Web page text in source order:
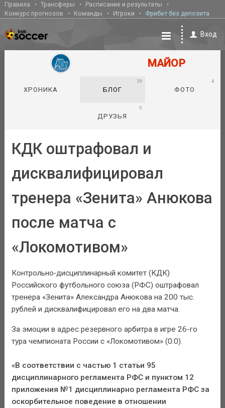
Правила Трансферы
Расписание и результаты
Конкурс прогнозов
Команды Игроки Фрибет без депозита
Вход
МАЙОР
ХРОНИКА БЛОГ
39
ФОТО
4
ДРУЗЬЯ
0
КДК оштрафовал и
дисквалифицировал
тренера «Зенита» Анюкова
после матча с
«Локомотивом»
Контрольно‑дисциплинарный комитет (КДК)
Российского футбольного союза (РФС) оштрафовал
тренера «Зенита» Александра Анюкова на 200 тыс.
рублей и дисквалифицировал его на два матча.
За эмоции в адрес резервного арбитра в игре 26-го
тура чемпионата России с «Локомотивом» (0:0).
«В соответствии с частью 1 статьи 95
дисциплинарного регламента РФС и пунктом 12
приложения №1 дисциплинарно регламента РФС за
оскорбительное поведение в отношении